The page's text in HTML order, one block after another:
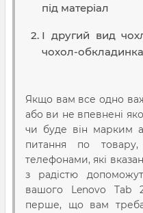
під матеріал
І другий вид
чохол-обкладинка
Якщо вам все одно
або ви не впевнені
чи буде він марким
питання по
телефонами, які
з радістю
вашого Lenovo Tab
перше, що вам треба